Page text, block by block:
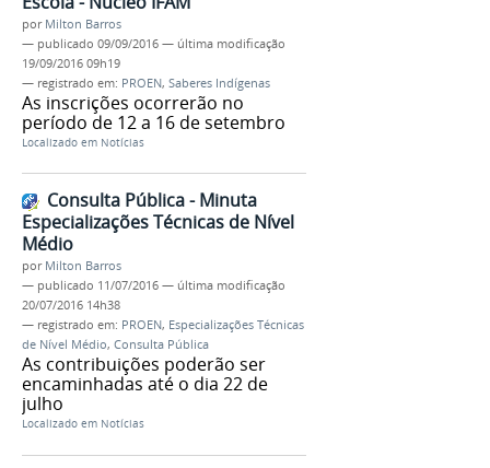
por Milton Barros
— publicado 09/09/2016 — última modificação
19/09/2016 09h19
— registrado em: PROEN, Saberes Indígenas
As inscrições ocorrerão no
período de 12 a 16 de setembro
Localizado em Notícias
Consulta Pública - Minuta
Especializações Técnicas de Nível
Médio
por Milton Barros
— publicado 11/07/2016 — última modificação
20/07/2016 14h38
— registrado em: PROEN, Especializações Técnicas
de Nível Médio, Consulta Pública
As contribuições poderão ser
encaminhadas até o dia 22 de
julho
Localizado em Notícias